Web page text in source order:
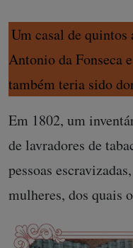
Um casal de quintos
Antonio da Fonseca
também teria sido
Em 1802, um
de lavradores de
pessoas
mulheres, dos quais